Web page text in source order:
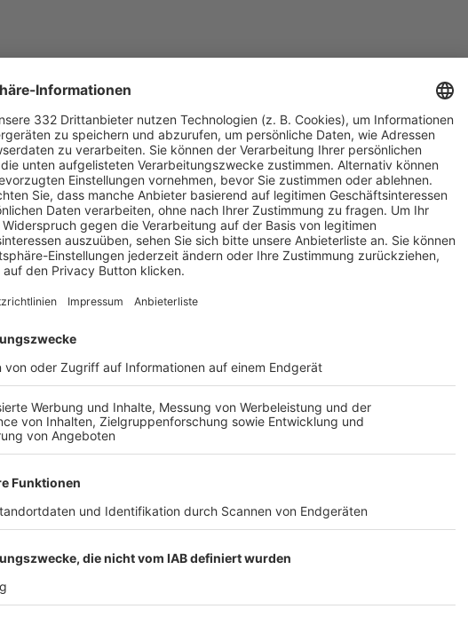
ALLE NEWS
Spiele Letzte Spiele